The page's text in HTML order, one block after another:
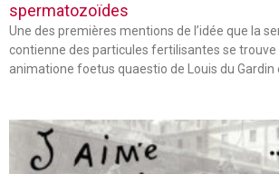
spermatozoïdes
Une des premières mentions de l’idée que la
contienne des particules fertilisantes se trouve
animatione foetus quaestio de Louis du Gardin